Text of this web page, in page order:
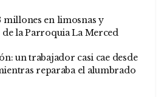
millones en limosnas y
de la Parroquia La Merced
un trabajador casi cae desde
reparaba el alumbrado